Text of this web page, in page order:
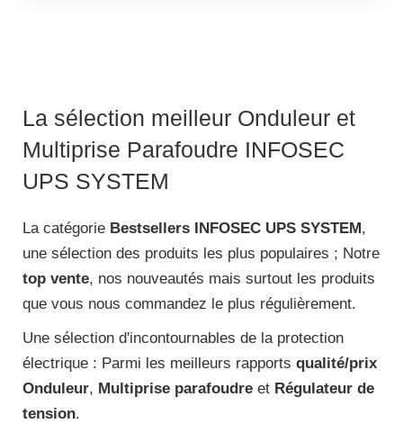
La sélection meilleur Onduleur et
Multiprise Parafoudre INFOSEC
UPS SYSTEM
La catégorie Bestsellers INFOSEC UPS SYSTEM,
une sélection des produits les plus populaires ; Notre
top vente, nos nouveautés mais surtout les produits
que vous nous commandez le plus régulièrement.
Une sélection d'incontournables de la protection
électrique : Parmi les meilleurs rapports qualité/prix
Onduleur, Multiprise parafoudre et Régulateur de
tension.